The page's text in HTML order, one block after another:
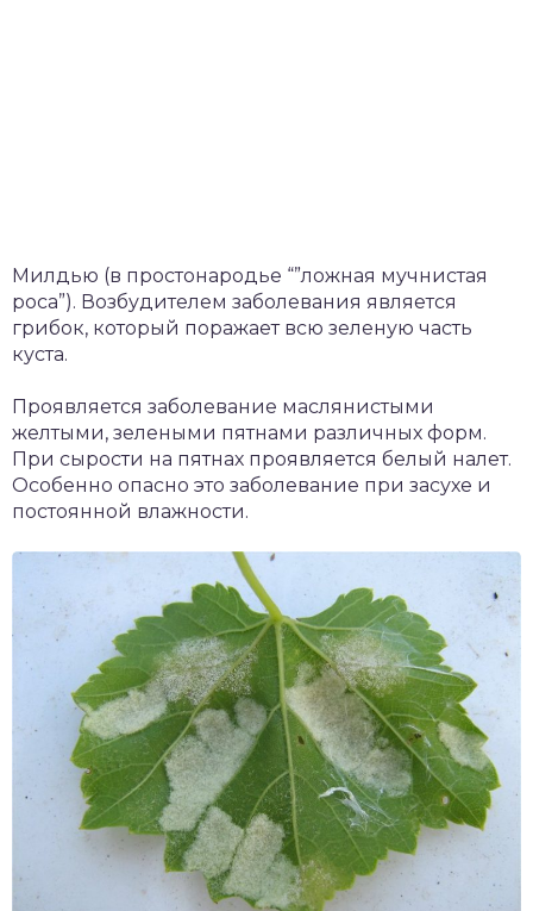
Милдью (в простонародье “”ложная мучнистая
роса”). Возбудителем заболевания является
грибок, который поражает всю зеленую часть
куста.
Проявляется заболевание маслянистыми
желтыми, зелеными пятнами различных форм.
При сырости на пятнах проявляется белый налет.
Особенно опасно это заболевание при засухе и
постоянной влажности.